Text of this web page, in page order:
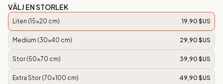
VÄLJ EN STORLEK
Liten (15x20 cm) 19,90 $US
Medium (30x40 cm) 29,90 $US
Stor (50x70 cm) 39,90 $US
Extra Stor (70x100 cm) 49,90 $US